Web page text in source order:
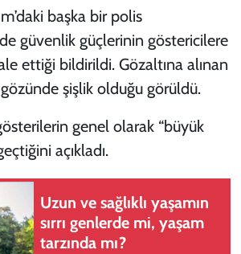
başka bir polis
güvenlik güçlerinin göstericilere
ettiği bildirildi. Gözaltına alınan
gözünde şişlik olduğu görüldü.
genel olarak “büyük
açıkladı.
Uzun ve sağlıklı yaşamın
sırrı genlerde mi, yaşam
tarzında mı?